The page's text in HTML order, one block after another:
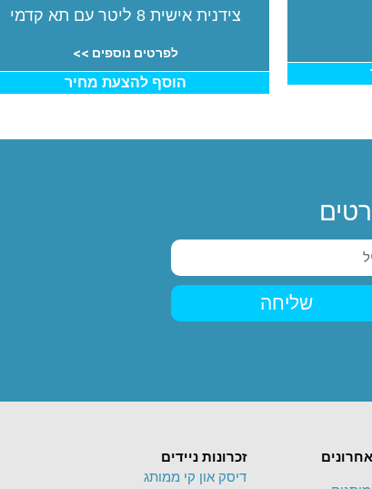
צידנית אישית 8 ליטר עם תא קדמי
לפרטים נוספים >>
הוסף להצעת מחיר
שליחה
זכרונות ניידים
דיסק און קי ממותג